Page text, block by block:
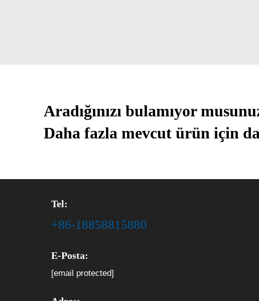
Aradığınızı bulamıyor
Daha fazla mevcut ürün için
Tel:
+86-18858815880
E-Posta:
[email protected]